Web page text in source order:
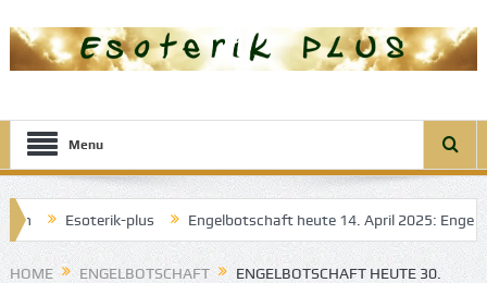
Menu
plus Engelbotschaft heute 14. April 2025: Engel der
HOME ENGELBOTSCHAFT
ENGELBOTSCHAFT HEUTE 30.